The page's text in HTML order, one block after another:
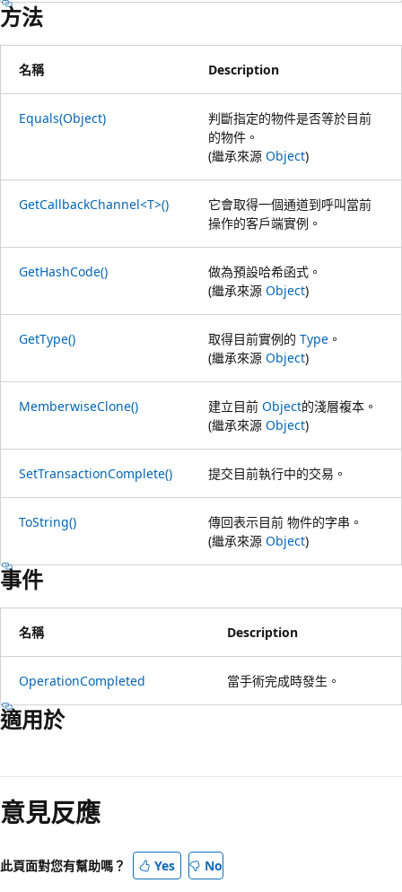
方法
名稱 Description
Equals(Object)
判斷指定的物件是否等於目前
的物件。
(繼承來源 Object)
GetCallbackChannel<T>()
它會取得一個通道到呼叫當前
操作的客戶端實例。
GetHashCode()
做為預設哈希函式。
(繼承來源 Object)
GetType() 取得目前實例的 Type 。
(繼承來源 Object)
MemberwiseClone() 建立目前 Object的淺層複本。
(繼承來源 Object)
SetTransactionComplete() 提交目前執行中的交易。
ToString()
傳回表示目前 物件的字串。
(繼承來源 Object)
事件
名稱 Description
OperationCompleted 當手術完成時發生。
適用於
意見反應
此頁面對您有幫助嗎？ Yes No